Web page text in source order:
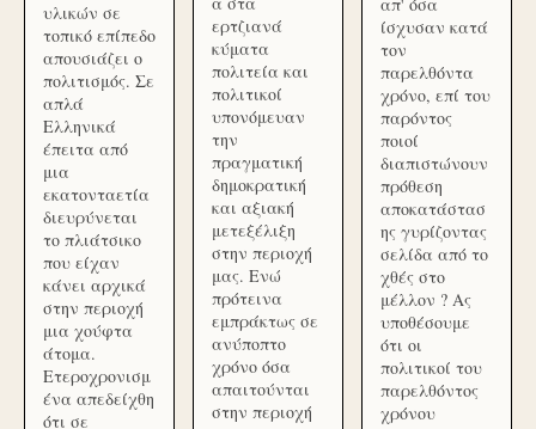
υλικών σε
τοπικό επίπεδο
απουσιάζει ο
πολιτισμός. Σε
απλά
Ελληνικά
έπειτα από
μια
εκατονταετία
διευρύνεται
το πλιάτσικο
που είχαν
κάνει αρχικά
στην περιοχή
μια χούφτα
άτομα.
Ετεροχρονισμ
ένα απεδείχθη
ότι σε
ερτζιανά
κύματα
πολιτεία και
πολιτικοί
υπονόμευαν
την
πραγματική
δημοκρατική
και αξιακή
μετεξέλιξη
στην περιοχή
μας. Ενώ
πρότεινα
εμπράκτως σε
ανύποπτο
χρόνο όσα
απαιτούνται
στην περιοχή
ίσχυσαν κατά
τον
παρελθόντα
χρόνο, επί του
παρόντος
ποιοί
διαπιστώνουν
πρόθεση
αποκατάστασ
ης γυρίζοντας
σελίδα από το
χθές στο
μέλλον ? Ας
υποθέσουμε
ότι οι
πολιτικοί του
παρελθόντος
χρόνου